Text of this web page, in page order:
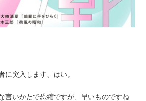
突入します、はい。
言いかたで恐縮ですが、早いものですね